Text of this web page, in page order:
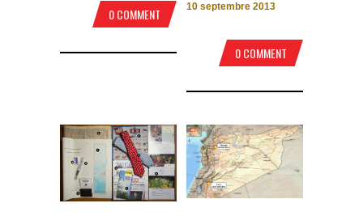
0 COMMENT 10 septembre 2013
0 COMMENT